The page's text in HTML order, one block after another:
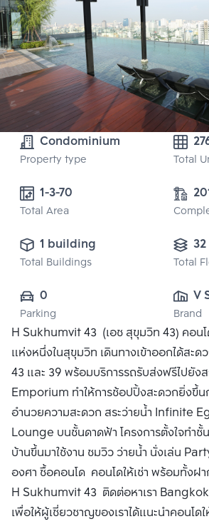
Condominium
Property type Total
1-3-70
Total Area
1 building
Total Buildings Total
0
Parking
V
43
Brand
H Sukhumvit 43 (เอช สุขุมวิท 43) คอนโ
แห่งหนึ่งในสุขุมวิท เดินทางเข้าออกได้สะด
43 และ 39 พร้อมบริการรถรับส่งฟรีไปยังส
Emporium ทำให้การช้อปปิ้งสะดวกยิ่งขึ้น
อำนวยความสะดวก สระว่ายน้ำ Infinite
Lounge บนชั้นดาดฟ้า โครงการตั้งใจทำชั้
บ้านขึ้นมาใช้งาน ชมวิว ว่ายน้ำ นั่งเล่น
องศา ซื้อคอนโด คอนโดให้เช่า พร้อมทั้งฝา
H Sukhumvit 43 ติดต่อหาเรา Bangkok
เพื่อให้ผู้เชี่ยวชาญของเราได้แนะนำคอนโด